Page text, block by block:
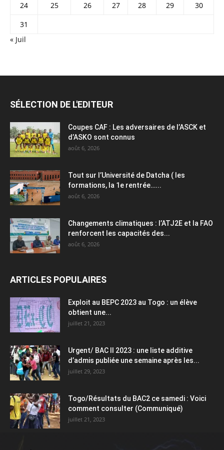
24
25 26 27 28 29
30
31
« Juil
SÉLECTION DE L'EDITEUR
Coupes CAF : Les adversaires de l’ASCK et
d’ASKO sont connus
août 6, 2026
Tout sur l’Université de Datcha ( les
formations, la 1e rentrée…...
août 6, 2026
Changements climatiques : l’ATJ2E et la FAO
renforcent les capacités des...
août 6, 2026
ARTICLES POPULAIRES
Exploit au BEPC 2023 au Togo : un élève
obtient une...
juillet 21, 2023
Urgent/ BAC II 2023 : une liste additive
d’admis publiée une semaine après les...
juillet 29, 2023
Togo/Résultats du BAC2 ce samedi : Voici
comment consulter (Communiqué)
juillet 21, 2023